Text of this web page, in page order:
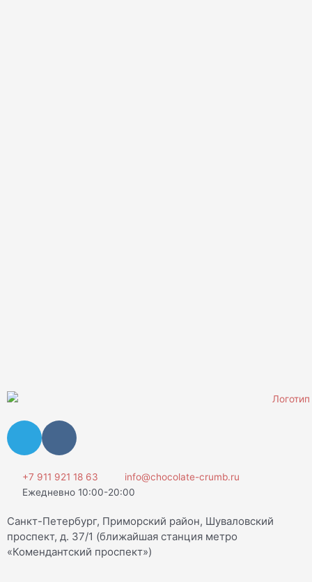
T
e
g
r
a
m
V
+7 911 921 18 63
info@chocolate-crumb.ru
Ежедневно 10:00-20:00
Санкт-Петербург, Приморский район, Шуваловский
проспект, д. 37/1 (ближайшая станция метро
«Комендантский проспект»)